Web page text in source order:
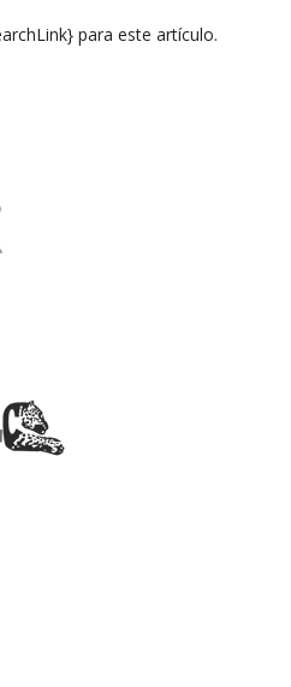
para este artículo.